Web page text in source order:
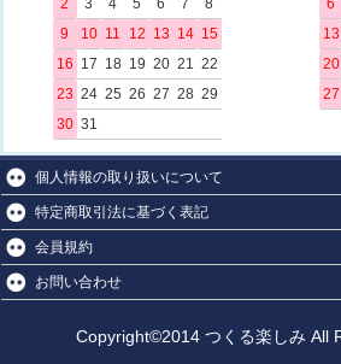
9
10 11 12 13 14 15
16 17 18 19 20 21
22
23 24 25 26 27 28 29
30 31
13
20
27
個人情報の取り扱いについて
特定商取引法に基づく表記
会員規約
お問い合わせ
Copyright©2014 つくる楽しみ All